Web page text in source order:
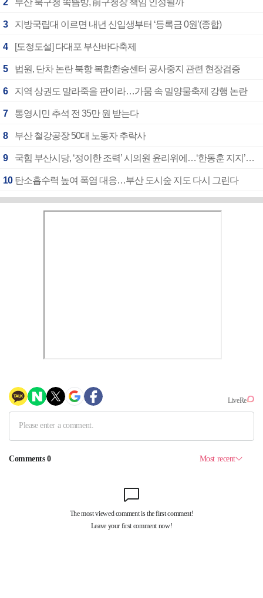
2 부산 북구청 쑥뜸방, 前구청장 책임 인정될까
3 지방국립대 이르면 내년 신입생부터 ‘등록금 0원’(종합)
4 [도청도설] 다대포 부산바다축제
5 법원, 단차 논란 북항 복합환승센터 공사중지 관련 현장검증
6 지역 상권도 말라죽을 판이라…가뭄 속 밀양물축제 강행 논란
7 통영시민 추석 전 35만 원 받는다
8 부산 철강공장 50대 노동자 추락사
9 국힘 부산시당, ‘정이한 조력’ 시의원 윤리위에…‘한동훈 지지’도 신고접수
10 탄소흡수력 높여 폭염 대응…부산 도시숲 지도 다시 그린다